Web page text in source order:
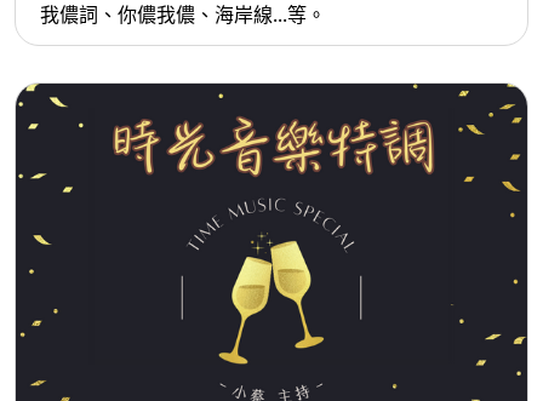
我儂詞、你儂我儂、海岸線...等。